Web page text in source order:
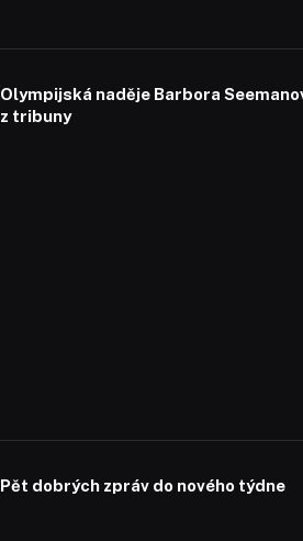
Olympijská naděje Barbora
z tribuny
Pět dobrých zpráv do nového týdne